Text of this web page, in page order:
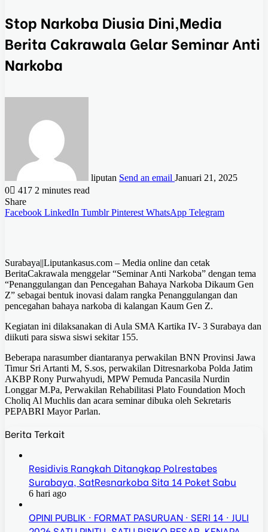
Stop Narkoba Diusia Dini,Media
Berita Cakrawala Gelar Seminar Anti
Narkoba
liputan Send an email Januari 21, 2025
0
417 2 minutes read
Share
Facebook LinkedIn Tumblr Pinterest WhatsApp Telegram
Surabaya||Liputankasus.com – Media online dan cetak
BeritaCakrawala menggelar “Seminar Anti Narkoba” dengan tema
“Penanggulangan dan Pencegahan Bahaya Narkoba Dikaum Gen
Z” sebagai bentuk inovasi dalam rangka Penanggulangan dan
pencegahan bahaya narkoba di kalangan Kaum Gen Z.
Kegiatan ini dilaksanakan di Aula SMA Kartika IV- 3 Surabaya dan
diikuti para siswa siswi sekitar 155.
Beberapa narasumber diantaranya perwakilan BNN Provinsi Jawa
Timur Sri Artanti M, S.sos, perwakilan Ditresnarkoba Polda Jatim
AKBP Rony Purwahyudi, MPW Pemuda Pancasila Nurdin
Longgar M.Pa, Perwakilan Rehabilitasi Plato Foundation Moch
Choliq Al Muchlis dan acara seminar dibuka oleh Sekretaris
PEPABRI Mayor Parlan.
Berita Terkait
Residivis Rangkah Ditangkap Polrestabes
Surabaya, SatResnarkoba Sita 14 Poket Sabu
6 hari ago
OPINI PUBLIK · FORMAT PASURUAN · SERI 14 · JULI